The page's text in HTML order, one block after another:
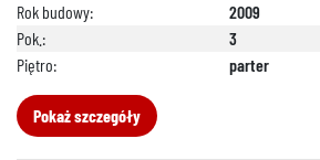
Rok budowy:
2009
Pok.:
3
Piętro:
parter
Pokaż szczegóły